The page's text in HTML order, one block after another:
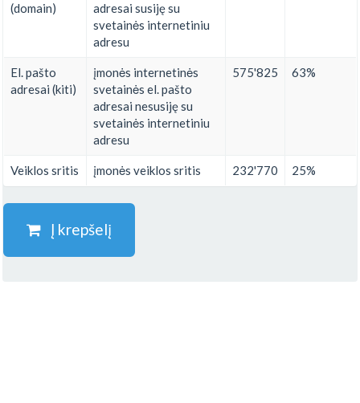
(domain)
adresai susiję su
svetainės internetiniu
adresu
El. pašto
adresai (kiti)
įmonės internetinės
svetainės el. pašto
adresai nesusiję su
svetainės internetiniu
adresu
575'825 63%
Veiklos sritis įmonės veiklos sritis 232'770 25%
Į krepšelį